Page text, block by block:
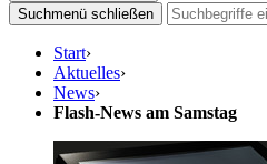
Suchmenü schließen
Start›
Aktuelles›
News›
Flash-News am Samstag